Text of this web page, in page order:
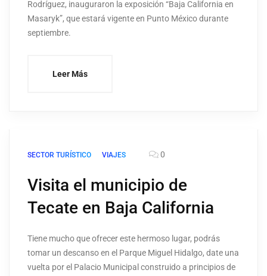
Rodríguez, inauguraron la exposición “Baja California en
Masaryk”, que estará vigente en Punto México durante
septiembre.
Leer Más
SECTOR TURÍSTICO VIAJES 0
Visita el municipio de
Tecate en Baja California
Tiene mucho que ofrecer este hermoso lugar, podrás
tomar un descanso en el Parque Miguel Hidalgo, date una
vuelta por el Palacio Municipal construido a principios de